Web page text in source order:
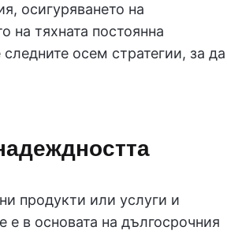
осигуряването на
на тяхната постоянна
осем стратегии, за да
продукти или услуги и
е в основата на дългосрочния